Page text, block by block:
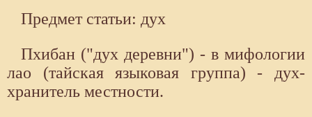
Предмет статьи: дух
Пхибан ("дух деревни") - в мифологии
лао (тайская языковая группа) - дух-
хранитель местности.